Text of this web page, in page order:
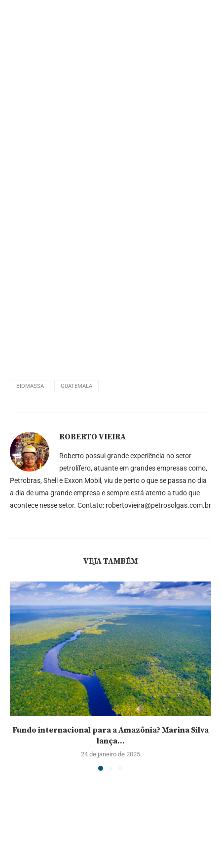
BIOMASSA GUATEMALA
ROBERTO VIEIRA
Roberto possui grande experiência no setor
petrolífero, atuante em grandes empresas como,
Petrobras, Shell e Exxon Mobil, viu de perto o que se passa no dia
a dia de uma grande empresa e sempre está atento a tudo que
acontece nesse setor. Contato: robertovieira@petrosolgas.com.br
VEJA TAMBÉM
Fundo internacional para a Amazônia? Marina Silva
lança...
24 de janeiro de 2025